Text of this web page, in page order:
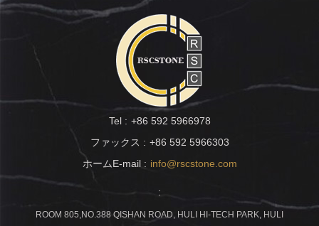
Tel : +86 592 5966978
ファックス : +86 592 5966303
ホームE-mail : info@rscstone.com
:
ROOM 805,NO.388 QISHAN ROAD, HULI HI-TECH PARK, HULI